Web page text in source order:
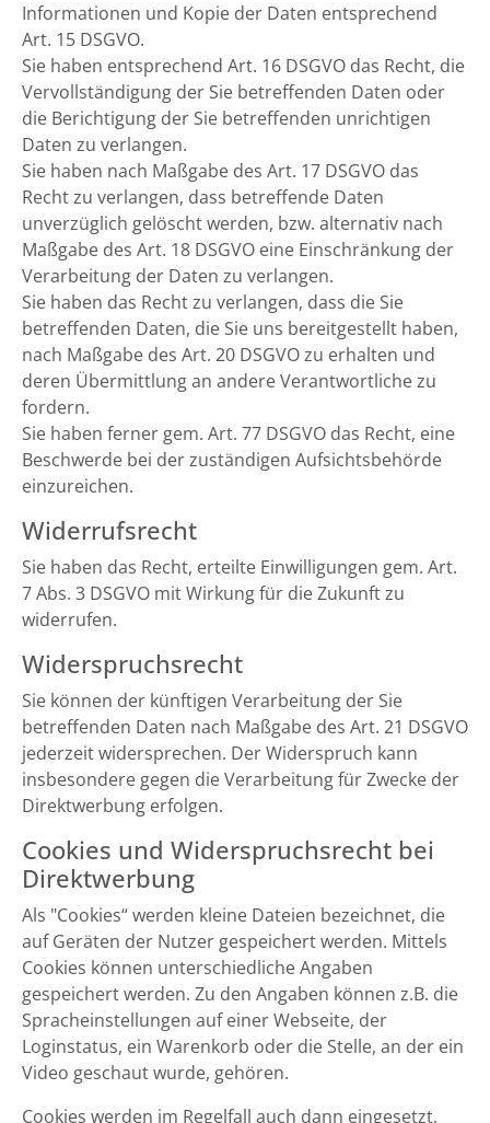
Informationen und Kopie der Daten entsprechend
Art. 15 DSGVO.
Sie haben entsprechend Art. 16 DSGVO das Recht, die
Vervollständigung der Sie betreffenden Daten oder
die Berichtigung der Sie betreffenden unrichtigen
Daten zu verlangen.
Sie haben nach Maßgabe des Art. 17 DSGVO das
Recht zu verlangen, dass betreffende Daten
unverzüglich gelöscht werden, bzw. alternativ nach
Maßgabe des Art. 18 DSGVO eine Einschränkung der
Verarbeitung der Daten zu verlangen.
Sie haben das Recht zu verlangen, dass die Sie
betreffenden Daten, die Sie uns bereitgestellt haben,
nach Maßgabe des Art. 20 DSGVO zu erhalten und
deren Übermittlung an andere Verantwortliche zu
fordern.
Sie haben ferner gem. Art. 77 DSGVO das Recht, eine
Beschwerde bei der zuständigen Aufsichtsbehörde
einzureichen.
Widerrufsrecht
Sie haben das Recht, erteilte Einwilligungen gem. Art.
7 Abs. 3 DSGVO mit Wirkung für die Zukunft zu
widerrufen.
Widerspruchsrecht
Sie können der künftigen Verarbeitung der Sie
betreffenden Daten nach Maßgabe des Art. 21 DSGVO
jederzeit widersprechen. Der Widerspruch kann
insbesondere gegen die Verarbeitung für Zwecke der
Direktwerbung erfolgen.
Cookies und Widerspruchsrecht bei
Direktwerbung
Als "Cookies“ werden kleine Dateien bezeichnet, die
auf Geräten der Nutzer gespeichert werden. Mittels
Cookies können unterschiedliche Angaben
gespeichert werden. Zu den Angaben können z.B. die
Spracheinstellungen auf einer Webseite, der
Loginstatus, ein Warenkorb oder die Stelle, an der ein
Video geschaut wurde, gehören.
Cookies werden im Regelfall auch dann eingesetzt,